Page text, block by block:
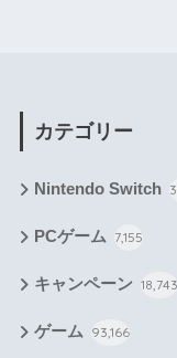
カテゴリー
Nintendo Switch
PCゲーム 7,155
キャンペーン 18,743
ゲーム 93,166